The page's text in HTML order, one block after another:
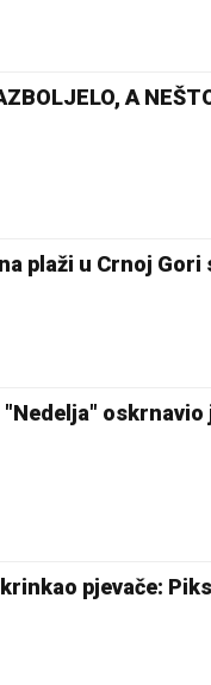
A
plaži u Crnoj
oskrnavio
pjevače: